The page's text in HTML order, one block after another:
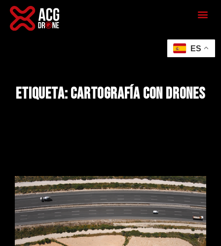
Etiqueta: Cartografía con drones
ES